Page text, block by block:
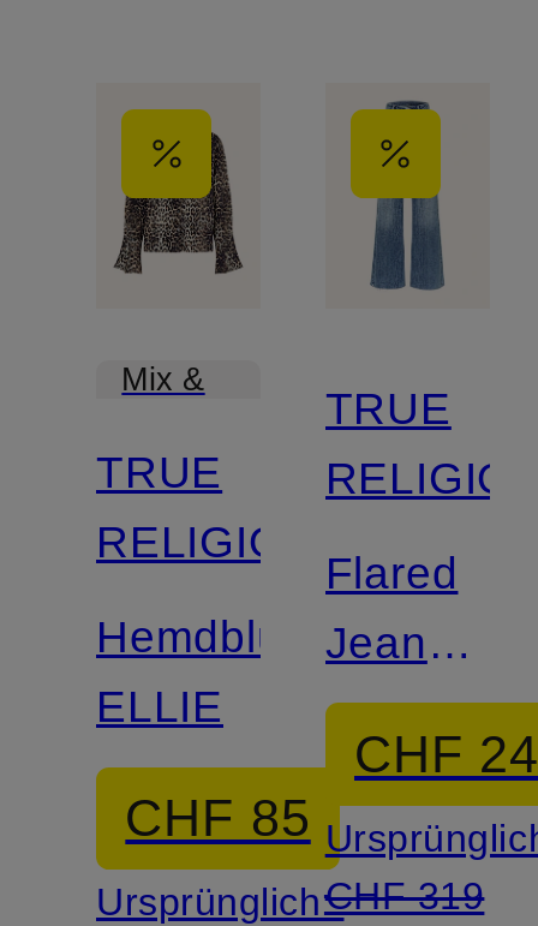
Mix &
TRUE
RELIGION
Hemdbluse
ELLIE
CHF 85
Ursprünglich:
TRUE
Flared
Jeans
MIJA
CHF
CHF 319